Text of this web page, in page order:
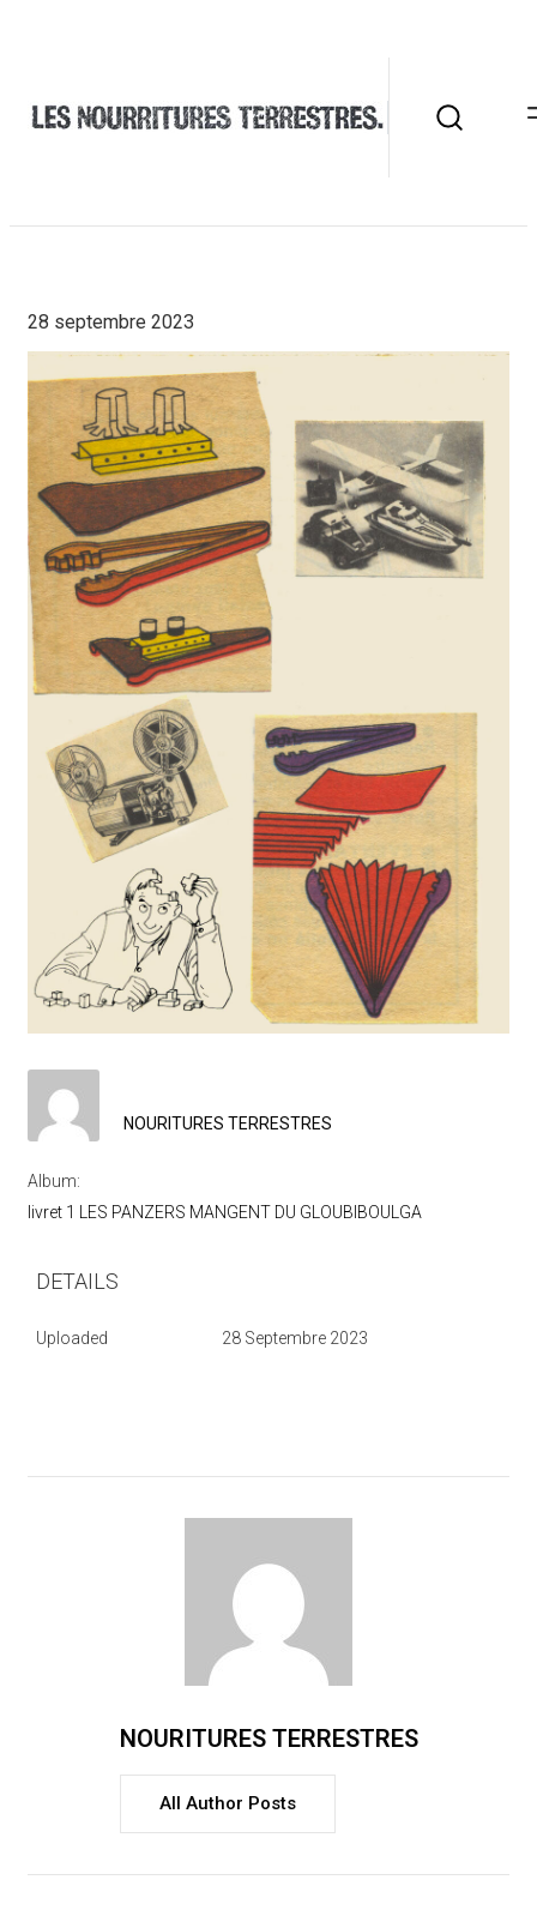
28 septembre 2023
NOURITURES TERRESTRES
Album:
livret 1 LES PANZERS MANGENT DU GLOUBIBOULGA
DETAILS
Uploaded 28 Septembre 2023
NOURITURES TERRESTRES
All Author Posts